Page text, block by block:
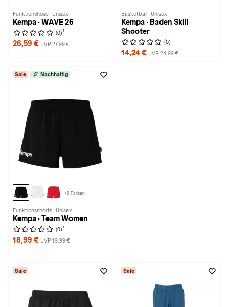
Funktionshose · Unisex
Kempa · WAVE 26
(0) 1
26,59 € UVP 27,99 €
Basketball · Unisex
Kempa · Baden Skill
Shooter
(0) 1
14,24 € UVP 24,99 €
Sale Nachhaltig
+6 Farben
Funktionsshorts · Unisex
Kempa · Team Women
(0) 1
18,99 € UVP 19,99 €
Sale Sale